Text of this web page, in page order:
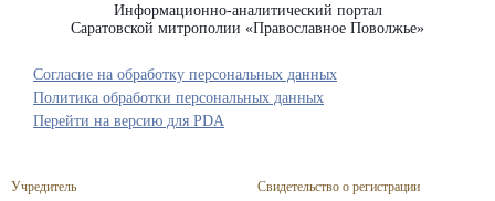
Информационно-аналитический портал
Саратовской митрополии «Православное Поволжье»
Учредитель
Свидетельство о регистрации
Согласие на обработку персональных данных
Политика обработки персональных данных
Перейти на версию для PDA